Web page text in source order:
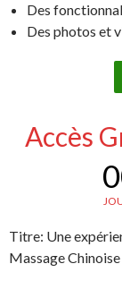
Des
Des photos et
Accès
Titre: Une
Massage